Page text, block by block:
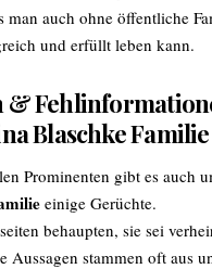
man auch ohne öffentliche
und erfüllt leben kann.
&
Blaschke Familie
Prominenten gibt es auch
einige Gerüchte.
behaupten, sie sei
Aussagen stammen oft aus